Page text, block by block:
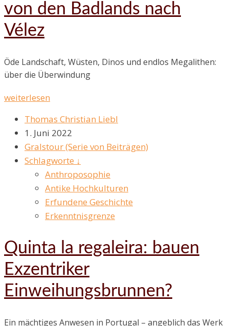
von den Badlands nach
Vélez
Öde Landschaft, Wüsten, Dinos und endlos Megalithen:
über die Überwindung
weiterlesen
Thomas Christian Liebl
1. Juni 2022
Gralstour (Serie von Beiträgen)
Schlagworte ↓
Anthroposophie
Antike Hochkulturen
Erfundene Geschichte
Erkenntnisgrenze
Quinta la regaleira: bauen
Exzentriker
Einweihungsbrunnen?
Ein mächtiges Anwesen in Portugal – angeblich das Werk